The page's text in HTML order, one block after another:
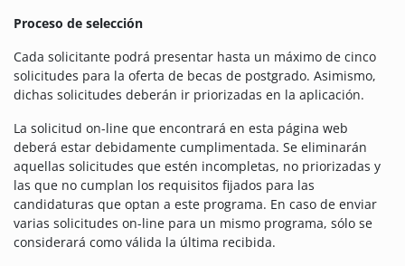
Proceso de selección
Cada solicitante podrá presentar hasta un máximo de cinco
solicitudes para la oferta de becas de postgrado. Asimismo,
dichas solicitudes deberán ir priorizadas en la aplicación.
La solicitud on-line que encontrará en esta página web
deberá estar debidamente cumplimentada. Se eliminarán
aquellas solicitudes que estén incompletas, no priorizadas y
las que no cumplan los requisitos fijados para las
candidaturas que optan a este programa. En caso de enviar
varias solicitudes on-line para un mismo programa, sólo se
considerará como válida la última recibida.